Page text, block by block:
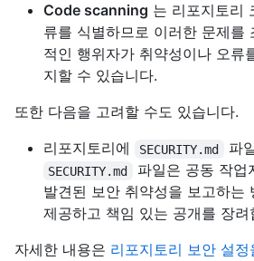
Code scanning 는 리포지토리
류를 식별하므로 이러한 문제를
적인 행위자가 취약성이나 오류
지할 수 있습니다.
또한 다음을 고려할 수도 있습니다.
리포지토리에
SECURITY.md 파
SECURITY.md
파일은 공동 작업
발견된 보안 취약성을 보고하는
제공하고 책임 있는 공개를 장려
자세한 내용은 리포지토리 보안 설